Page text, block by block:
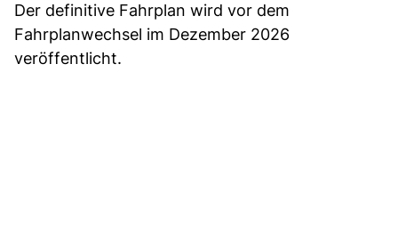
Der definitive Fahrplan wird vor dem
Fahrplanwechsel im Dezember 2026
veröffentlicht.